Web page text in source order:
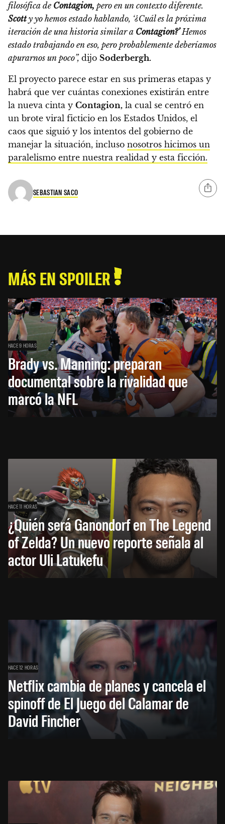
filosófica de Contagion, pero en un contexto diferente.
Scotty yo hemos estado hablando, ‘¿Cuál es la próxima
iteración de una historia similar a Contagion?’Hemos
estado trabajando en eso, pero probablemente deberíamos
apurarnos un poco”, dijo Soderbergh.
El proyecto parece estar en sus primeras etapas y
habrá que ver cuántas conexiones existirán entre
la nueva cinta y Contagion, la cual se centró en
un brote viral ficticio en los Estados Unidos, el
caos que siguió y los intentos del gobierno de
manejar la situación, incluso nosotros hicimos un
paralelismo entre nuestra realidad y esta ficción.
SEBASTIAN SACO
MÁS EN SPOILER
HACE 9 HORAS
Brady vs. Manning: preparan
documental sobre la rivalidad que
marcó la NFL
HACE 11 HORAS
¿Quién será Ganondorf en The Legend
of Zelda? Un nuevo reporte señala al
actor Uli Latukefu
HACE 12 HORAS
Netflix cambia de planes y cancela el
spinoff de El Juego del Calamar de
David Fincher